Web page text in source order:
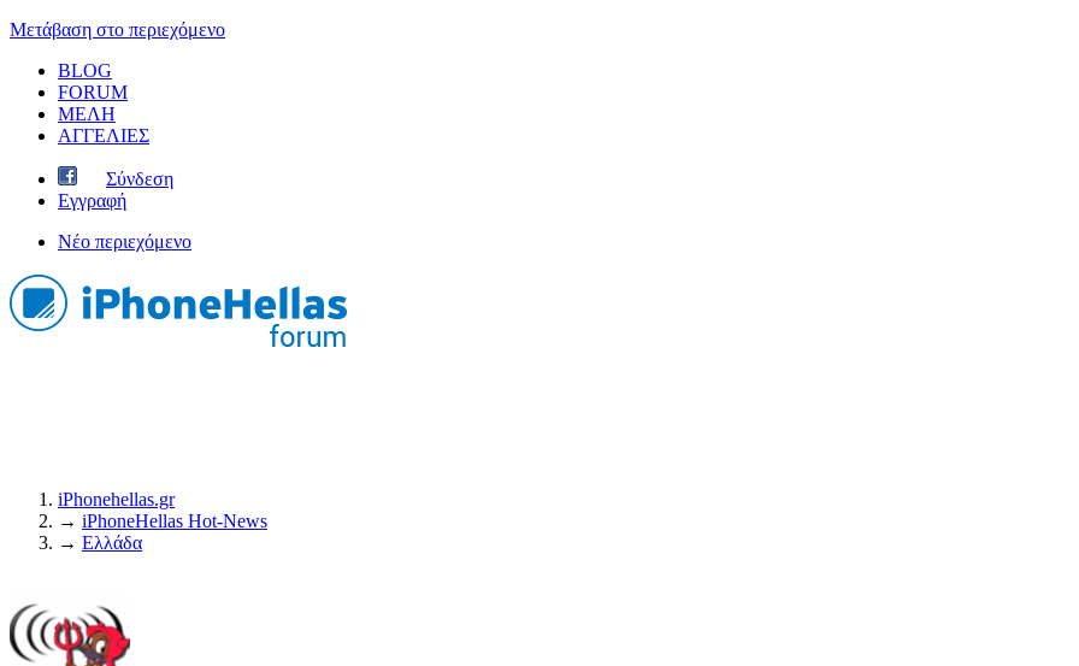
Μετάβαση στο περιεχόμενο
BLOG
FORUM
ΜΕΛΗ
ΑΓΓΕΛΙΕΣ
Σύνδεση
Εγγραφή
Νέο περιεχόμενο
iPhonehellas.gr
→ iPhoneHellas Ηot-News
→ Ελλάδα